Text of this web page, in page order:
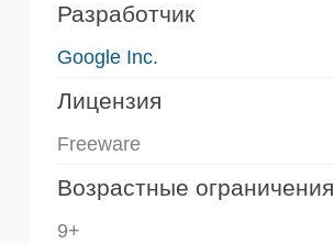
Разработчик
Google Inc.
Лицензия
Freeware
Возрастные ограничения
9+